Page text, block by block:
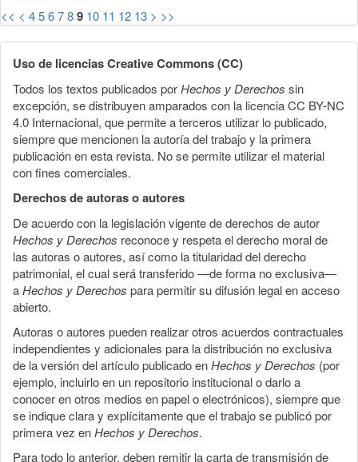
<< < 456789 10 11 12 13 > >>
Uso de licencias Creative Commons (CC)
Todos los textos publicados porHechos y Derechos sin
excepción, se distribuyen amparados con la licencia CC BY-NC
4.0 Internacional, que permite a terceros utilizar lo publicado,
siempre que mencionen la autoría del trabajo y la primera
publicación en esta revista. No se permite utilizar el material
con fines comerciales.
Derechos de autoras o autores
De acuerdo con la legislación vigente de derechos de autor
Hechos y Derechos reconoce y respeta el derecho moral de
las autoras o autores, así como la titularidad del derecho
patrimonial, el cual será transferido —de forma no exclusiva—
aHechos y Derechos para permitir su difusión legal en acceso
abierto.
Autoras o autores pueden realizar otros acuerdos contractuales
independientes y adicionales para la distribución no exclusiva
de la versión del artículo publicado enHechos y Derechos (por
ejemplo, incluirlo en un repositorio institucional o darlo a
conocer en otros medios en papel o electrónicos), siempre que
se indique clara y explícitamente que el trabajo se publicó por
primera vez enHechos y Derechos.
Para todo lo anterior, deben remitir la carta de transmisión de